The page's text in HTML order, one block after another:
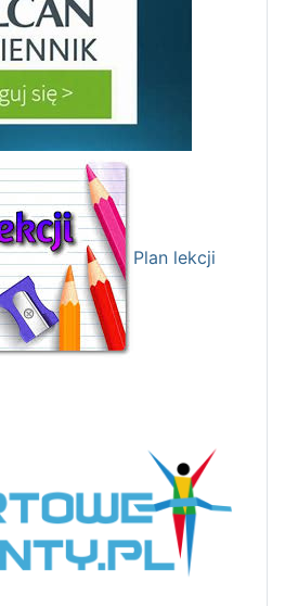
Plan lekcji